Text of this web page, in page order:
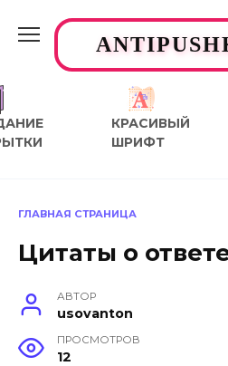
содержанию
КРАСИВЫЙ
ШРИФТ
ГЛАВНАЯ СТРАНИЦА
Цитаты о
АВТОР
usovanton
ПРОСМОТРОВ
12